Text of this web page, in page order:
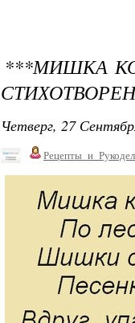
***МИШКА
Четверг, 27